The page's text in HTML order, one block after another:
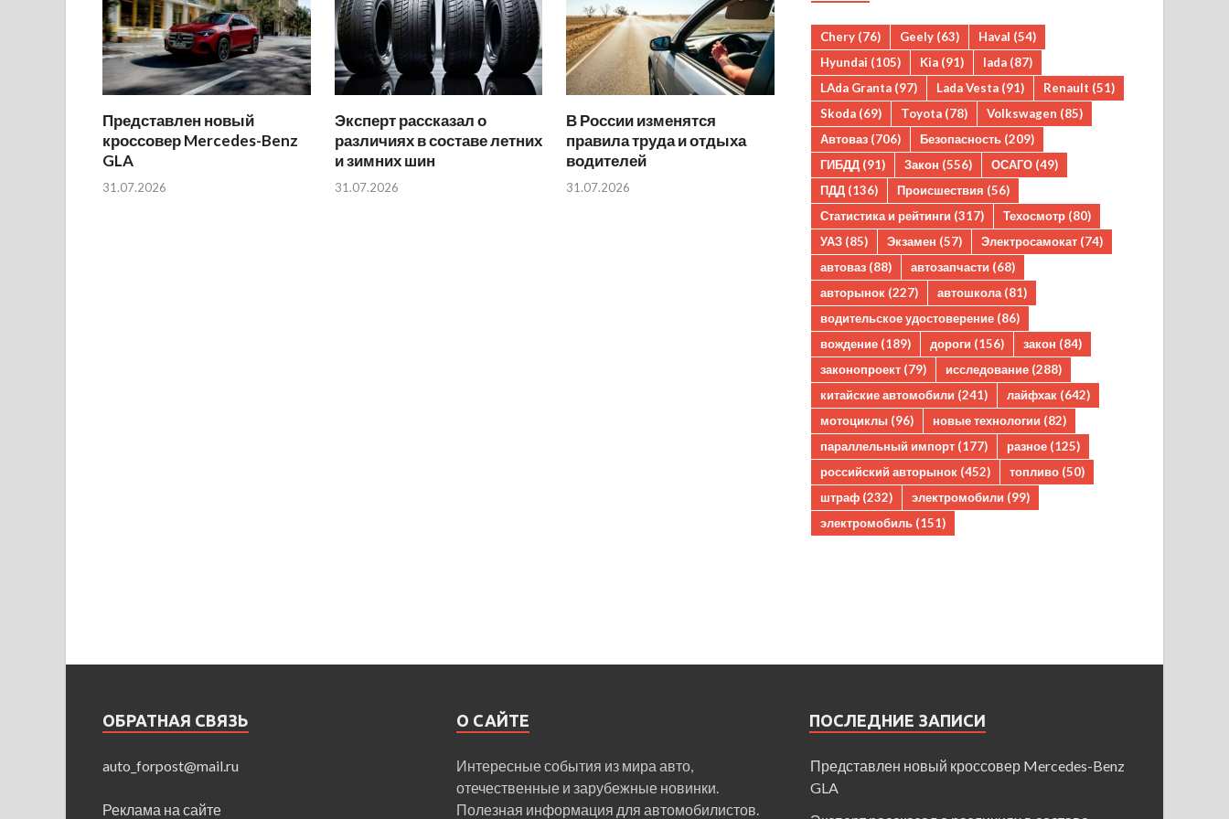
Представлен новый
кроссовер Mercedes-Benz
GLA
31.07.2026
Эксперт рассказал о
различиях в составе летних
и зимних шин
31.07.2026
В России изменятся
правила труда и отдыха
водителей
31.07.2026
Chery (76) Geely (63) Haval (54)
Hyundai (105) Kia (91) lada (87)
LAda Granta (97) Lada Vesta (91) Renault (51)
Skoda (69) Toyota (78) Volkswagen (85)
Автоваз (706) Безопасность (209)
ГИБДД (91) Закон (556) ОСАГО (49)
ПДД (136) Происшествия (56)
Статистика и рейтинги (317) Техосмотр (80)
УАЗ (85) Экзамен (57) Электросамокат (74)
автоваз (88) автозапчасти (68)
авторынок (227) автошкола (81)
водительское удостоверение (86)
вождение (189) дороги (156) закон (84)
законопроект (79) исследование (288)
китайские автомобили (241) лайфхак (642)
мотоциклы (96) новые технологии (82)
параллельный импорт (177) разное (125)
российский авторынок (452) топливо (50)
штраф (232) электромобили (99)
электромобиль (151)
ОБРАТНАЯ СВЯЗЬ
auto_forpost@mail.ru
Реклама на сайте
О САЙТЕ
Интересные события из мира авто,
отечественные и зарубежные новинки.
Полезная информация для автомобилистов.
ПОСЛЕДНИЕ ЗАПИСИ
Представлен новый кроссовер Mercedes-Benz
GLA